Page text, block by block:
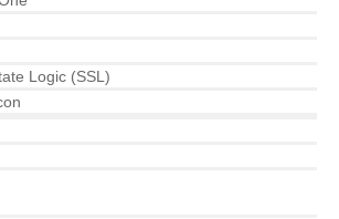
Logic (SSL)